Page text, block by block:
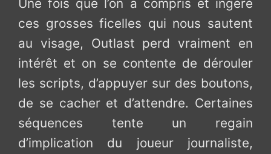
Une fois que l’on a compris et ingéré
ces grosses ficelles qui nous sautent
au visage, Outlast perd vraiment en
intérêt et on se contente de dérouler
les scripts, d’appuyer sur des boutons,
de se cacher et d’attendre. Certaines
séquences tente un regain
d’implication du joueur journaliste,